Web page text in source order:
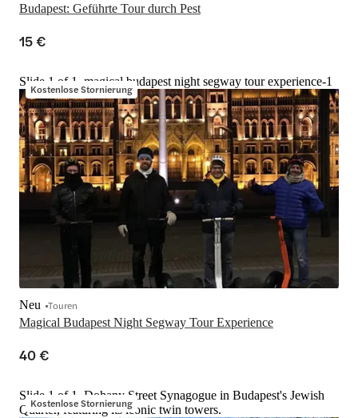
Budapest: Geführte Tour durch Pest
15 €
Kostenlose Stornierung
Slide 1 of 1, magical budapest night segway tour experience-1
Magical Budapest Night Segway Tour Experience
Neu Touren
40 €
Kostenlose Stornierung
Slide 1 of 1, Dohany Street Synagogue in Budapest's Jewish
Quarter, featuring its iconic twin towers.